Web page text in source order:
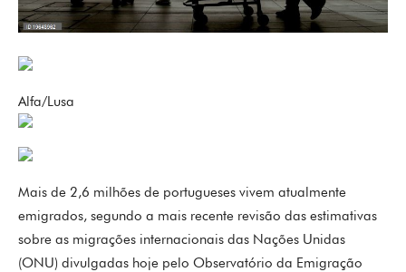
Alfa/Lusa
Mais de 2,6 milhões de portugueses vivem atualmente
emigrados, segundo a mais recente revisão das estimativas
sobre as migrações internacionais das Nações Unidas
(ONU) divulgadas hoje pelo Observatório da Emigração